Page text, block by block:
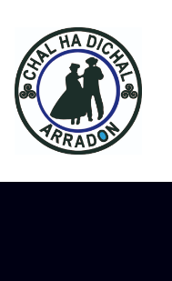
contenu